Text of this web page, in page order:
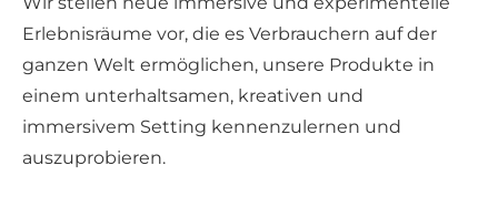
Erlebnisräume vor, die es Verbrauchern auf der
ganzen Welt ermöglichen, unsere Produkte in
einem unterhaltsamen, kreativen und
immersivem Setting kennenzulernen und
auszuprobieren.